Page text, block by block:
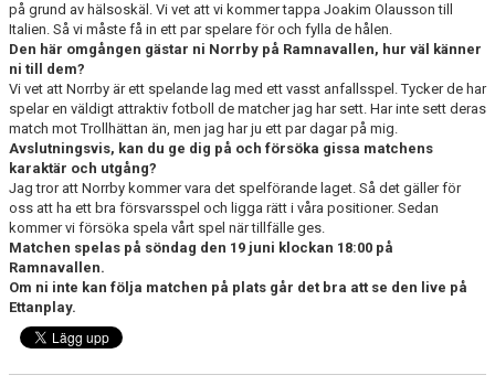
på grund av hälsoskäl. Vi vet att vi kommer tappa Joakim Olausson till
Italien. Så vi måste få in ett par spelare för och fylla de hålen.
Den här omgången gästar ni Norrby på Ramnavallen, hur väl känner
ni till dem?
Vi vet att Norrby är ett spelande lag med ett vasst anfallsspel. Tycker de har
spelar en väldigt attraktiv fotboll de matcher jag har sett. Har inte sett deras
match mot Trollhättan än, men jag har ju ett par dagar på mig.
Avslutningsvis, kan du ge dig på och försöka gissa matchens
karaktär och utgång?
Jag tror att Norrby kommer vara det spelförande laget. Så det gäller för
oss att ha ett bra försvarsspel och ligga rätt i våra positioner. Sedan
kommer vi försöka spela vårt spel när tillfälle ges.
Matchen spelas på söndag den 19 juni klockan 18:00 på
Ramnavallen.
Om ni inte kan följa matchen på plats går det bra att se den live på
Ettanplay.